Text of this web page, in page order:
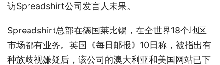
访Spreadshirt公司发言人未果。
Spreadshirt总部在德国莱比锡，在全世界18个地区
市场都有业务。英国《每日邮报》10日称，被指出有
种族歧视嫌疑后，该公司的澳大利亚和美国网站已下